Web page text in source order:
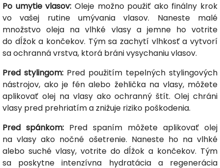
Po umytie vlasov: Oleje možno použiť ako finálny krok
vo vašej rutine umývania vlasov. Naneste malé
množstvo oleja na vlhké vlasy a jemne ho votrite
do dĺžok a končekov. Tým sa zachytí vlhkosť a vytvorí
sa ochranná vrstva, ktorá bráni vysychaniu vlasov.
Pred stylingom: Pred použitím tepelných stylingových
nástrojov, ako je fén alebo žehlička na vlasy, môžete
aplikovať olej na vlasy ako ochranný štít. Olej chráni
vlasy pred prehriatím a znižuje riziko poškodenia.
Pred spánkom: Pred spaním môžete aplikovať olej
na vlasy ako nočné ošetrenie. Naneste ho na vlhké
alebo suché vlasy, votrite do dĺžok a končekov. Tým
sa poskytne intenzívna hydratácia a regenerácia